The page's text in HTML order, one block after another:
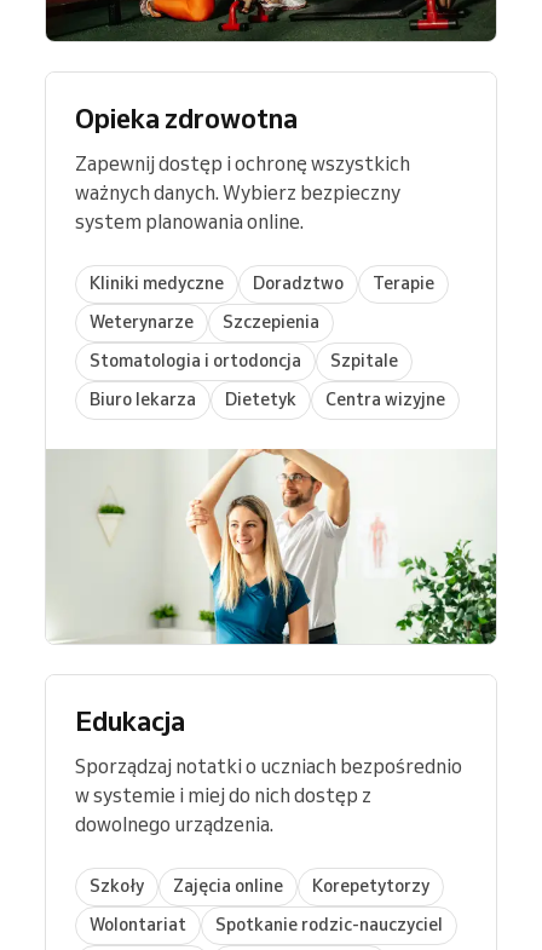
Opieka zdrowotna
Zapewnij dostęp i ochronę wszystkich
ważnych danych. Wybierz bezpieczny
system planowania online.
Kliniki medyczne Doradztwo
Terapie
Weterynarze
Szczepienia
Stomatologia i ortodoncja
Szpitale
Biuro lekarza
Dietetyk Centra wizyjne
Edukacja
Sporządzaj notatki o uczniach bezpośrednio
w systemie i miej do nich dostęp z
dowolnego urządzenia.
Szkoły Zajęcia online
Korepetytorzy
Wolontariat
Spotkanie rodzic-nauczyciel